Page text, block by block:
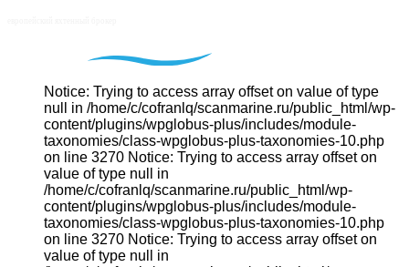
Notice: Trying to access array offset on value of type
null in /home/c/cofranlq/scanmarine.ru/public_html/wp-
content/plugins/wpglobus-plus/includes/module-
taxonomies/class-wpglobus-plus-taxonomies-10.php
on line 3270 Notice: Trying to access array offset on
value of type null in
/home/c/cofranlq/scanmarine.ru/public_html/wp-
content/plugins/wpglobus-plus/includes/module-
taxonomies/class-wpglobus-plus-taxonomies-10.php
on line 3270 Notice: Trying to access array offset on
value of type null in